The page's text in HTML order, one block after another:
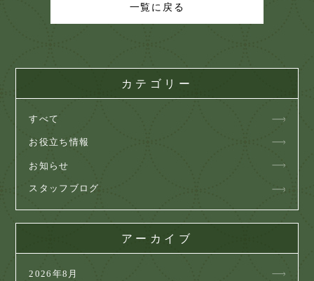
一覧に戻る
カテゴリー
すべて
お役立ち情報
お知らせ
スタッフブログ
アーカイブ
2026年8月